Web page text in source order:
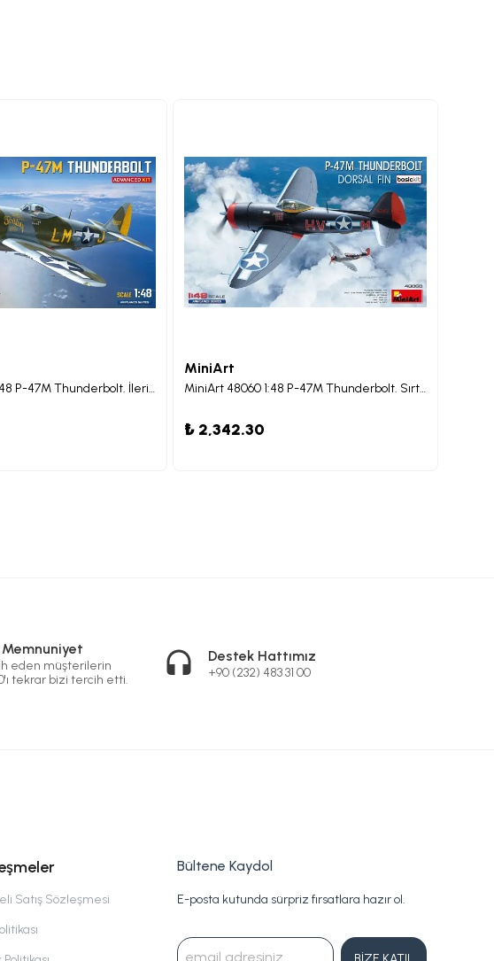
MiniArt 48032 1:48 P-47M Thunderbolt. İleri Düzey Uçak Maket Kit
MiniArt
MiniArt 48060 1:48 P-47M Thunderbolt. Sırt Kanadı. Temel Kit.
₺ 2,342.30
Memnuniyet
eden müşterilerin
tekrar bizi tercih etti.
Destek Hattımız
+90 (232) 483 31 00
Satış Sözleşmesi
Bültene Kaydol
E-posta kutunda sürpriz fırsatlara hazır ol.